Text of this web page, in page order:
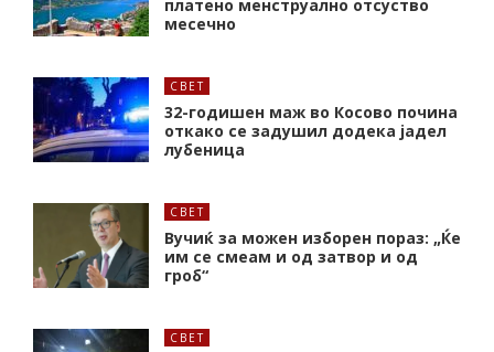
платено менструално отсуство
месечно
СВЕТ
32-годишен маж во Косово почина
откако се задушил додека јадел
лубеница
СВЕТ
Вучиќ за можен изборен пораз: „Ќе
им се смеам и од затвор и од
гроб“
СВЕТ